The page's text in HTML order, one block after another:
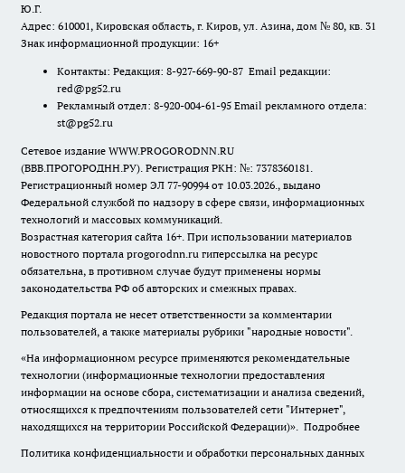
Ю.Г.
Адрес: 610001, Кировская область, г. Киров, ул. Азина, дом № 80, кв. 31
Знак информационной продукции: 16+
Контакты: Редакция: 8-927-669-90-87 Email редакции:
red@pg52.ru
Рекламный отдел: 8-920-004-61-95 Email рекламного отдела:
st@pg52.ru
Сетевое издание WWW.PROGORODNN.RU
(ВВВ.ПРОГОРОДНН.РУ). Регистрация РКН: №: 7378360181.
Регистрационный номер ЭЛ 77-90994 от 10.03.2026., выдано
Федеральной службой по надзору в сфере связи, информационных
технологий и массовых коммуникаций.
Возрастная категория сайта 16+. При использовании материалов
новостного портала progorodnn.ru гиперссылка на ресурс
обязательна, в противном случае будут применены нормы
законодательства РФ об авторских и смежных правах.
Редакция портала не несет ответственности за комментарии
пользователей, а также материалы рубрики "народные новости".
«На информационном ресурсе применяются рекомендательные
технологии (информационные технологии предоставления
информации на основе сбора, систематизации и анализа сведений,
относящихся к предпочтениям пользователей сети "Интернет",
находящихся на территории Российской Федерации)». Подробнее
Политика конфиденциальности и обработки персональных данных